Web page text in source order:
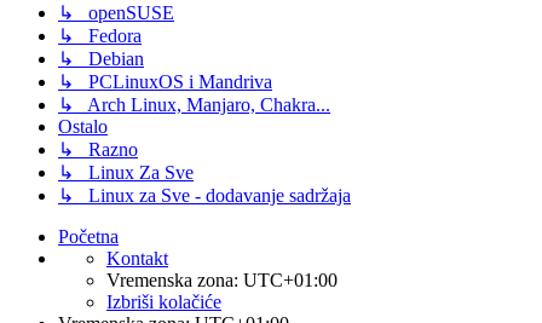
↳ openSUSE
↳ Fedora
↳ Debian
↳ PCLinuxOS i Mandriva
↳ Arch Linux, Manjaro, Chakra...
Ostalo
↳ Razno
↳ Linux Za Sve
↳ Linux za Sve - dodavanje sadržaja
Početna
Kontakt
Vremenska zona: UTC+01:00
Izbriši kolačiće